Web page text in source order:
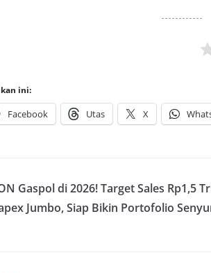
ini:
Facebook Utas X
Gaspol di 2026! Target Sales Rp1,5
Jumbo, Siap Bikin Portofolio